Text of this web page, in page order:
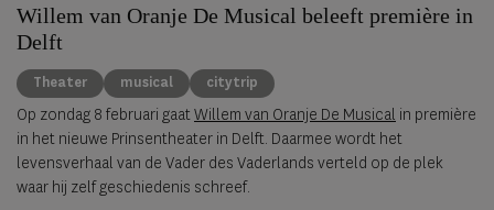
Willem van Oranje De Musical beleeft première in
Delft
Theater musical citytrip
Op zondag 8 februari gaatWillem van Oranje De Musical in première
in het nieuwe Prinsentheater in Delft. Daarmee wordt het
levensverhaal van de Vader des Vaderlands verteld op de plek
waar hij zelf geschiedenis schreef.